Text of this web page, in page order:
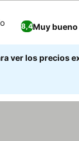
8,4Muy bueno
ver los precios